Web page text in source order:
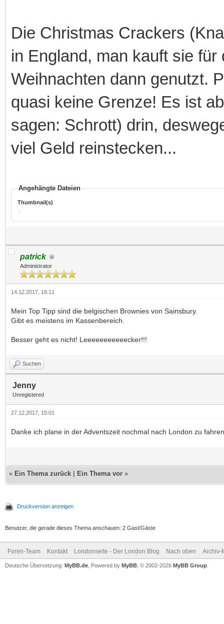
Die Christmas Crackers
in England, man kauft sie
Weihnachten dann genutzt.
quasi keine Grenze! Es ist
sagen: Schrott) drin,
viel Geld reinstecken...
Angehängte Dateien
Thumbnail(s)
patrick
Administrator
14.12.2017, 18:11
Mein Top Tipp sind die belgischen Brownies von Sainsbury.
Gibt es meistens im Kassenbereich.
Besser geht es nicht! Leeeeeeeeeeecker!!!
Suchen
Jenny
Unregistered
27.12.2017, 15:01
Danke ich plane in der Adventszeit nochmal nach London zu fahren
« Ein Thema zurück Ein Thema vor »
Druckversion anzeigen
Benutzer, die gerade dieses Thema anschauen: 2 Gast/Gäste
Foren-Team Kontakt Londonseite - Der London Blog Nach oben Archiv-
Deutsche Übersetzung: MyBB.de , Powered by MyBB , © 2002-2026 MyBB Group